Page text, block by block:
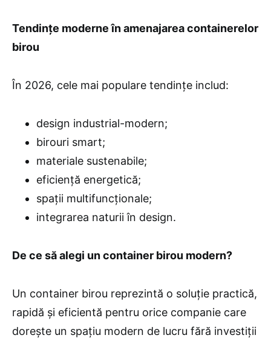
Tendințe moderne în amenajarea containerelor
birou
În 2026, cele mai populare tendințe includ:
design industrial-modern;
birouri smart;
materiale sustenabile;
eficiență energetică;
spații multifuncționale;
integrarea naturii în design.
De ce să alegi un container birou modern?
Un container birou reprezintă o soluție practică,
rapidă și eficientă pentru orice companie care
dorește un spațiu modern de lucru fără investiții